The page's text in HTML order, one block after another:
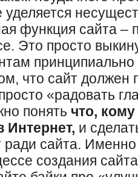
уделяется
функция сайта –
Это просто
что сайт должен
«радовать
понять что,
Интернет, и
ради сайта.
создания